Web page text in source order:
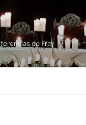
de Fray